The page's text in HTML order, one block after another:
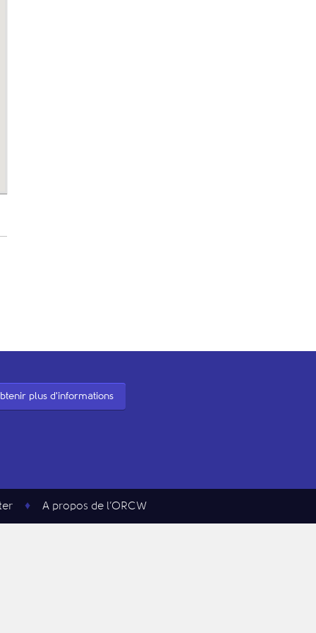
plus d'informations
A propos de l’ORCW